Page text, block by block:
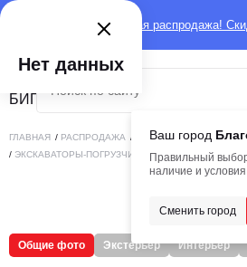
Глобальная распродажа!
Ваш город
Правильный
наличие и
Сменить город
ГЛАВНАЯ / РАСПРОДАЖА / СПЕЦТЕХНИКА /
/ ЭКСКАВАТОРЫ-ПОГРУЗЧИКИ /RMX (RUNMAX)
Общие фото Экстерьер Интерьер
Нет данных